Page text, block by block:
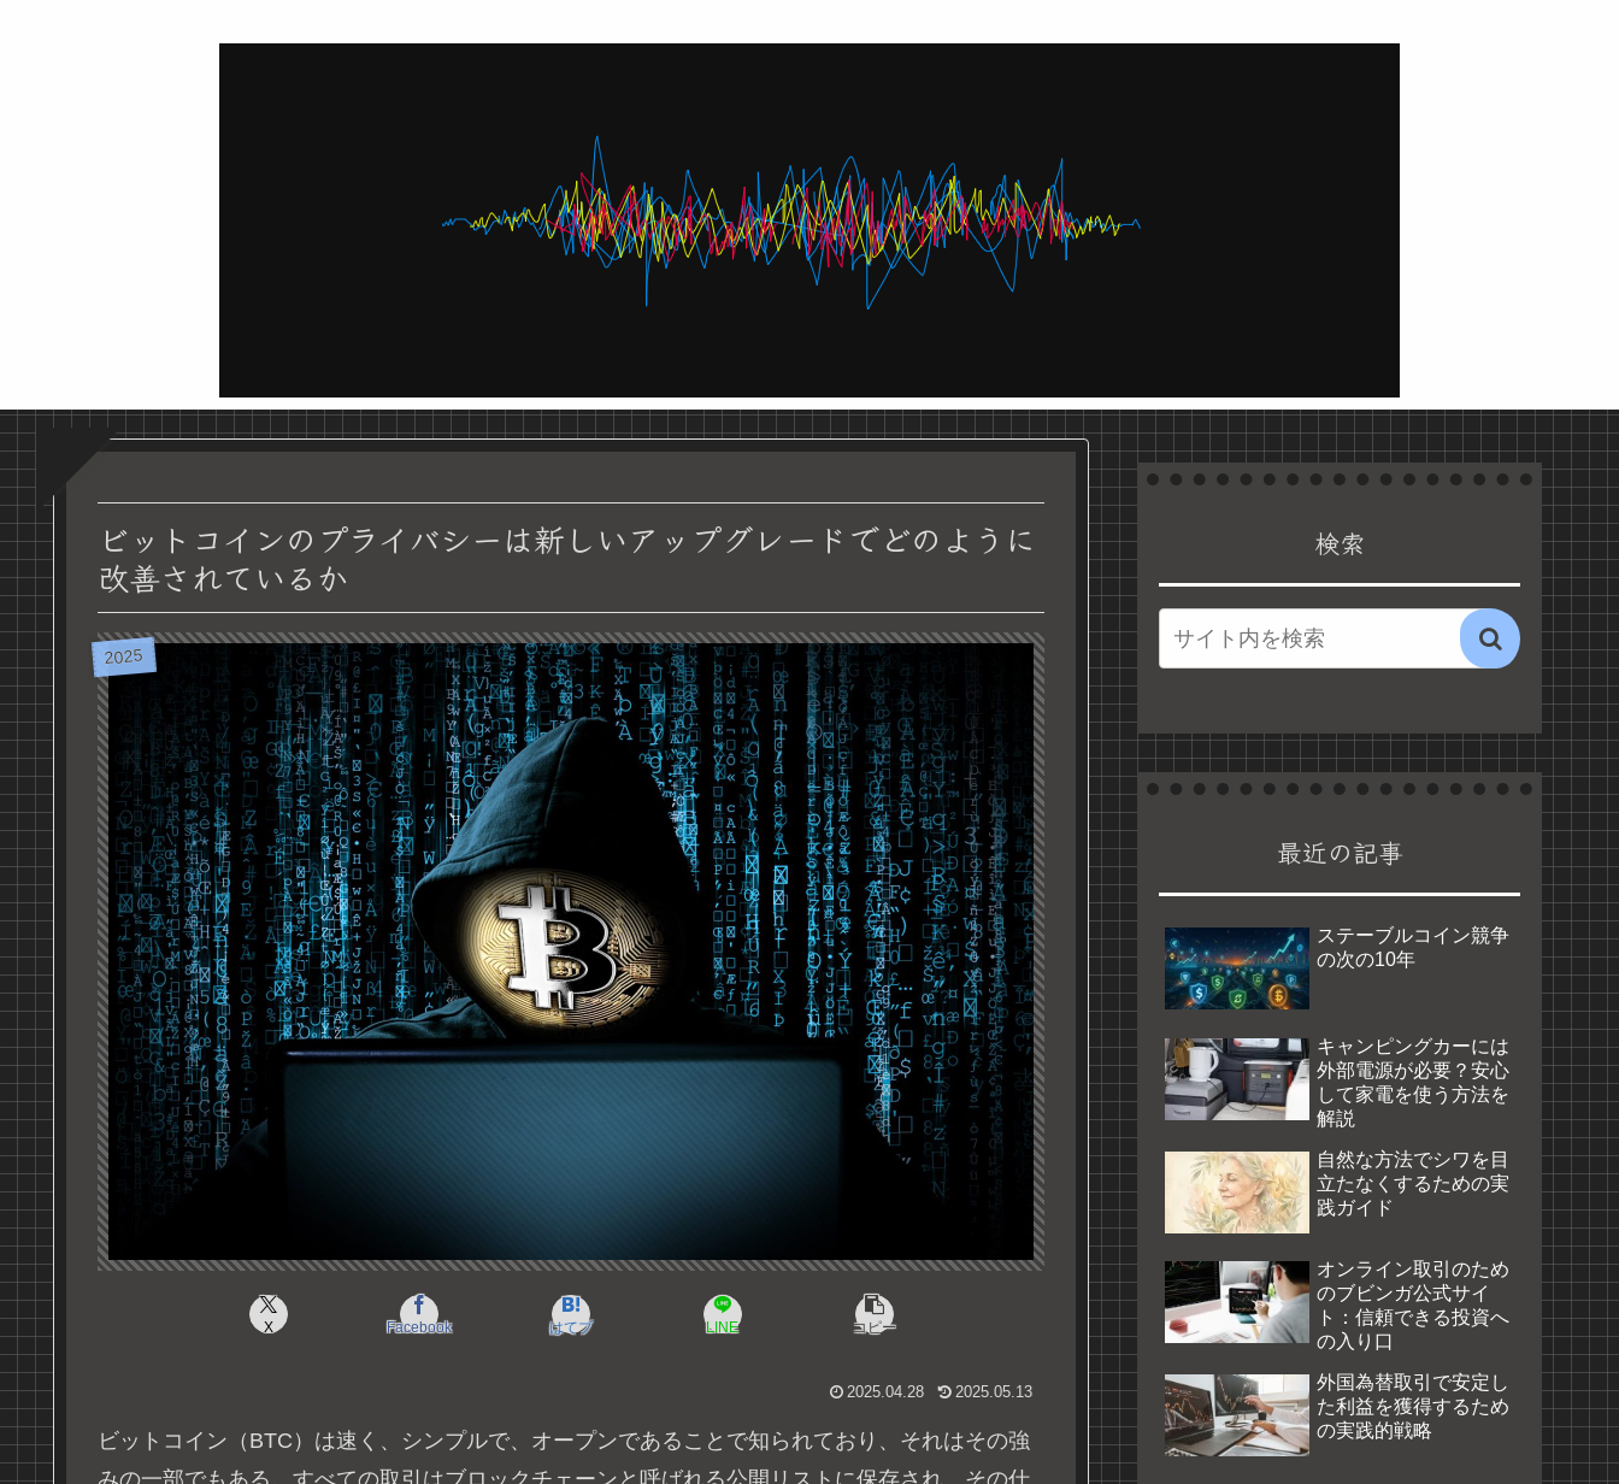
ビットコインのプライバシーは新しいアップグレードでどのように
改善されているか
2025
X Facebook はてブ LINE コピー
2025.04.28 2025.05.13
ビットコイン（BTC）は速く、シンプルで、オープンであることで知られており、それはその強
検索
最近の記事
ステーブルコイン競争
の次の10年
キャンピングカーには
外部電源が必要？安心
して家電を使う方法を
解説
自然な方法でシワを目
立たなくするための実
践ガイド
オンライン取引のため
のブビンガ公式サイ
ト：信頼できる投資へ
の入り口
外国為替取引で安定し
た利益を獲得するため
の実践的戦略